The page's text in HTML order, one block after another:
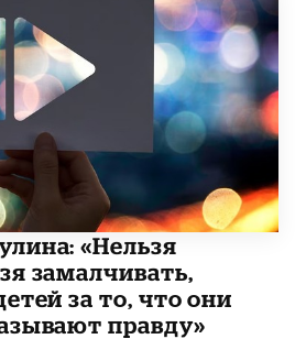
«Нельзя
замалчивать,
за то, что они
правду»